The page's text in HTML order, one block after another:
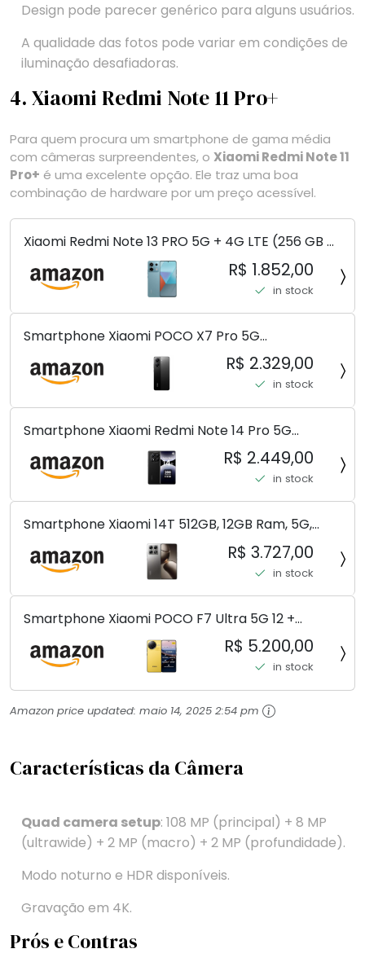
Design pode parecer genérico para alguns usuários.
A qualidade das fotos pode variar em condições de
iluminação desafiadoras.
4. Xiaomi Redmi Note 11 Pro+
Para quem procura um smartphone de gama média
com câmeras surpreendentes, o Xiaomi Redmi Note 11
Pro+ é uma excelente opção. Ele traz uma boa
combinação de hardware por um preço acessível.
Xiaomi Redmi Note 13 PRO 5G + 4G LTE (256 GB +
8 GB) 200 MP Triplo (Mobile Mint Tello e) +
(Pacote de carregador duplo de carro rápido)
(Ocean Teal (ROM))
R$ 1.852,00
in stock
Smartphone Xiaomi POCO X7 Pro 5G
8+256GB/12+256GB/12+512GB
R$ 2.329,00
in stock
Smartphone Xiaomi Redmi Note 14 Pro 5G
Midnight Black (Preto) 12GB RAM 512GB ROM NFC
[ 24090RA29G ]
R$ 2.449,00
in stock
Smartphone Xiaomi 14T 512GB, 12GB Ram, 5G,
Leica, Cinza - no Brasil
R$ 3.727,00
in stock
Smartphone Xiaomi POCO F7 Ultra 5G 12 +
256GB/16+512GB Processador Snapdragon 8 Elite
Top de Linha Chip VisionBoost D7 para Jogos
Pesados Tela Flow AMOLED 2K...
R$ 5.200,00
in stock
Amazon price updated: maio 14, 2025 2:54 pm
Características da Câmera
Quad camera setup: 108 MP (principal) + 8 MP
(ultrawide) + 2 MP (macro) + 2 MP (profundidade).
Modo noturno e HDR disponíveis.
Gravação em 4K.
Prós e Contras